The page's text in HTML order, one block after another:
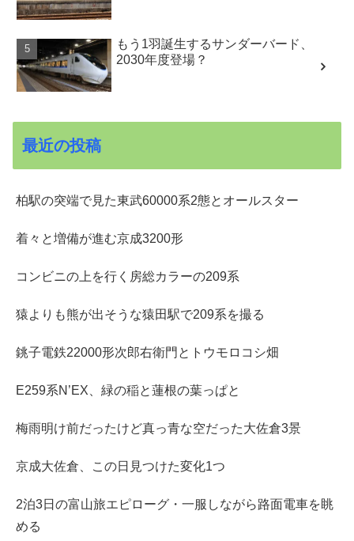
もう1羽誕生するサンダーバード、
2030年度登場？
最近の投稿
柏駅の突端で見た東武60000系2態とオールスター
着々と増備が進む京成3200形
コンビニの上を行く房総カラーの209系
猿よりも熊が出そうな猿田駅で209系を撮る
銚子電鉄22000形次郎右衛門とトウモロコシ畑
E259系N’EX、緑の稲と蓮根の葉っぱと
梅雨明け前だったけど真っ青な空だった大佐倉3景
京成大佐倉、この日見つけた変化1つ
2泊3日の富山旅エピローグ・一服しながら路面電車を眺
める